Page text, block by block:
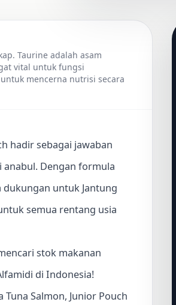
Taurine adalah asam
vital untuk fungsi
mencerna nutrisi secara
hadir sebagai jawaban
anabul. Dengan formula
untuk Jantung
semua rentang usia
stok makanan
di Indonesia!
Salmon, Junior Pouch